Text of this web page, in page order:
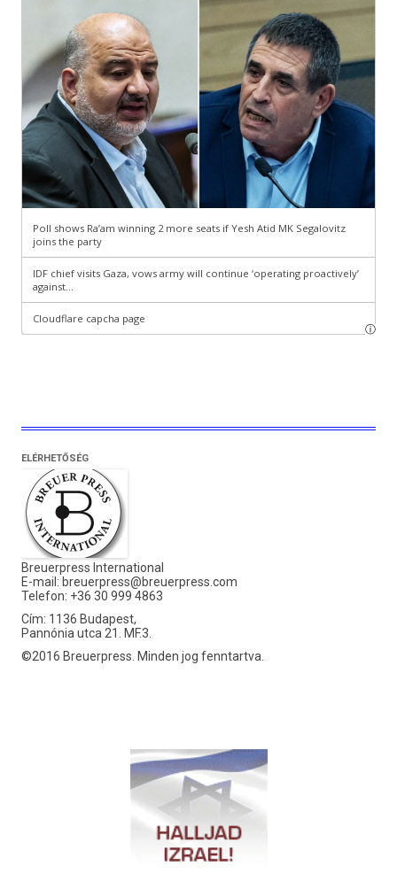
ELÉRHETŐSÉG
Breuerpress International
E-mail: breuerpress@breuerpress.com
Telefon: +36 30 999 4863
Cím: 1136 Budapest,
Pannónia utca 21. MF.3.
©2016 Breuerpress. Minden jog fenntartva.